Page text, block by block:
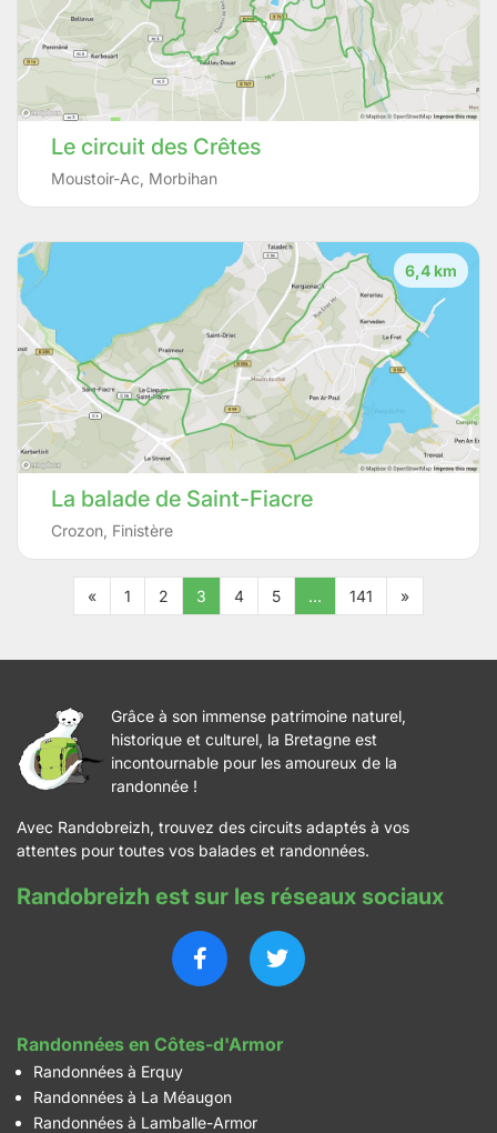
Le circuit des Crêtes
Moustoir-Ac Morbihan
6,4 km
La balade de Saint-Fiacre
Crozon Finistère
« 1 2 3 4 5 … 141 »
Grâce à son immense patrimoine naturel,
historique et culturel, la Bretagne est
incontournable pour les amoureux de la
randonnée !
Avec Randobreizh, trouvez des circuits adaptés à vos
attentes pour toutes vos balades et randonnées.
Randobreizh est sur les réseaux sociaux
Randonnées en Côtes-d'Armor
Randonnées à Erquy
Randonnées à La Méaugon
Randonnées à Lamballe-Armor